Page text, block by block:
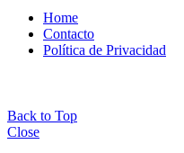
Home
Contacto
Política de Privacidad
Back to Top
Close